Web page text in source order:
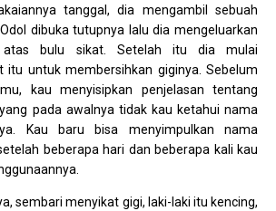
tanggal, dia mengambil sebuah
dibuka tutupnya lalu dia mengeluarkan
bulu sikat. Setelah itu dia mulai
itu untuk membersihkan giginya. Sebelum
kau menyisipkan penjelasan tentang
pada awalnya tidak kau ketahui nama
Kau baru bisa menyimpulkan nama
beberapa hari dan beberapa kali kau
sembari menyikat gigi, laki-laki itu kencing,